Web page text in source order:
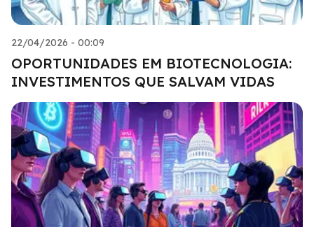
22/04/2026 - 00:09
OPORTUNIDADES EM BIOTECNOLOGIA:
INVESTIMENTOS QUE SALVAM VIDAS